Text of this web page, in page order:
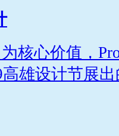
核心价值，
雄设计节展